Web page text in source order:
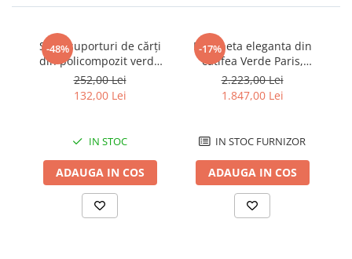
-48%
Set 2 suporturi de cărți
din policompozit verde
mint cu design de dragon
pentru camera copiilor 13
x 15.5 x 9 cm
252,00 Lei
132,00 Lei
IN STOC
ADAUGA IN COS
-17%
Bancheta eleganta din
catifea Verde Paris,
120x40x60 cm
2.223,00 Lei
1.847,00 Lei
IN STOC FURNIZOR
ADAUGA IN COS